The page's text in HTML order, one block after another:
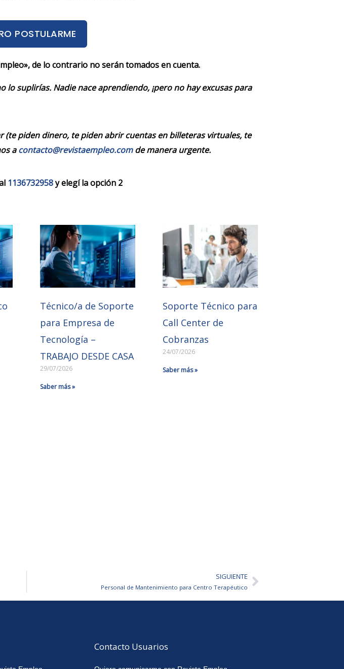
POSTULARME
de lo contrario no serán tomados en cuenta.
suplirías. Nadie nace aprendiendo, ¡pero no hay excusas para
piden dinero, te piden abrir cuentas en billeteras virtuales, te
acontacto@revistaempleo.comde manera urgente.
1136732958y elegí la opción 2
Técnico/a de Soporte
para Empresa de
Tecnología –
TRABAJO DESDE CASA
29/07/2026
Saber más »
Soporte Técnico para
Call Center de
Cobranzas
24/07/2026
Saber más »
SIGUIENTE
Personal de Mantenimiento para Centro TerapéuticoSiguiente
Contacto Usuarios